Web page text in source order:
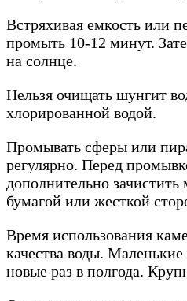
Встряхивая емкость или
промыть 10-12 минут.
на солнце.
Нельзя очищать шунгит
хлорированной водой.
Промывать сферы или
регулярно. Перед
дополнительно
бумагой или жесткой
Время использования
качества воды.
новые раз в полгода.